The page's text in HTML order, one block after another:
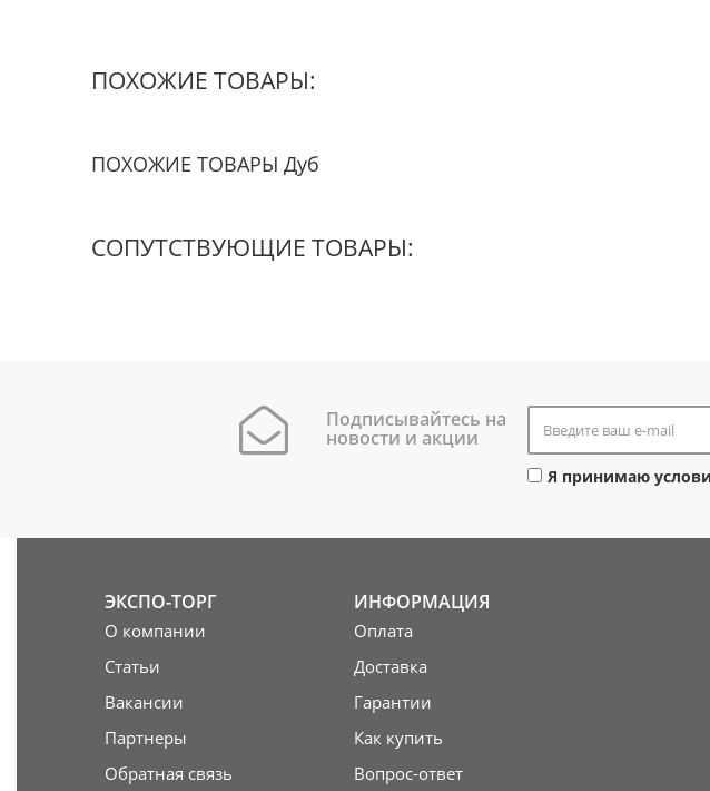
ПОХОЖИЕ ТОВАРЫ:
ПОХОЖИЕ ТОВАРЫ Дуб
СОПУТСТВУЮЩИЕ ТОВАРЫ:
Подписывайтесь на
новости и акции
Я принимаю
ЭКСПО-ТОРГ
О компании
Статьи
Вакансии
Партнеры
Обратная связь
ИНФОРМАЦИЯ
Оплата
Доставка
Гарантии
Как купить
Вопрос-ответ